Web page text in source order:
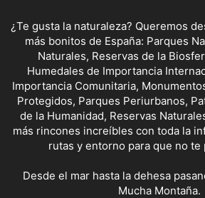
¿Te gusta la naturaleza? Queremos
más bonitos de España: Parques
Naturales, Reservas de la
Humedales de Importancia
Importancia Comunitaria,
Protegidos, Parques Periurbanos,
de la Humanidad, Reservas
más rincones increíbles con toda la
rutas y entorno para que no te
Desde el mar hasta la dehesa
Mucha Montaña.